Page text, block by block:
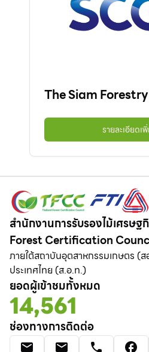
The Siam
รายละเอียดเ
สำนักงานการรับรองไม้เศรษ
Forest Certification
ภายใต้สถาบันอุตสาหกรรมเกษตร (
ประเทศไทย (ส.อ.ท.)
ยอดผู้เข้าชมทั้งหมด
14,561
ช่องทางการติดต่อ